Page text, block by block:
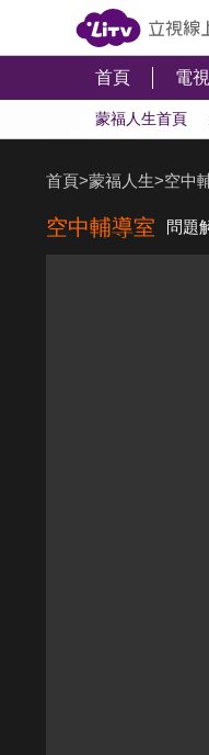
首頁 電
蒙福人生首頁
首頁>蒙福人生>空中
空中輔導室 問題